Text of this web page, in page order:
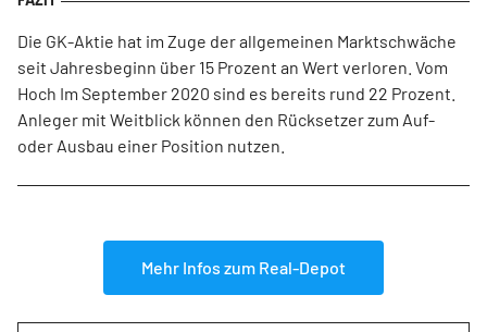
Die GK-Aktie hat im Zuge der allgemeinen Marktschwäche
seit Jahresbeginn über 15 Prozent an Wert verloren. Vom
Hoch Im September 2020 sind es bereits rund 22 Prozent.
Anleger mit Weitblick können den Rücksetzer zum Auf-
oder Ausbau einer Position nutzen.
Mehr Infos zum Real-Depot